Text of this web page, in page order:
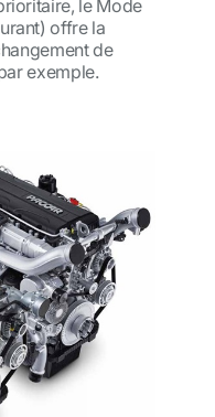
le Mode
offre la
de
exemple.